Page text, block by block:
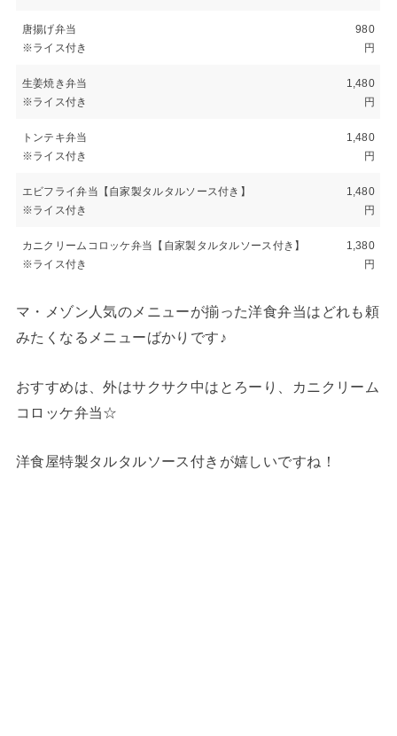
唐揚げ弁当
※ライス付き
980
円
生姜焼き弁当
※ライス付き
1,480
円
トンテキ弁当
※ライス付き
1,480
円
エビフライ弁当【自家製タルタルソース付き】
※ライス付き
1,480
円
カニクリームコロッケ弁当【自家製タルタルソース付き】
※ライス付き
1,380
円
マ・メゾン人気のメニューが揃った洋食弁当はどれも頼
みたくなるメニューばかりです♪
おすすめは、外はサクサク中はとろーり、カニクリーム
コロッケ弁当☆
洋食屋特製タルタルソース付きが嬉しいですね！